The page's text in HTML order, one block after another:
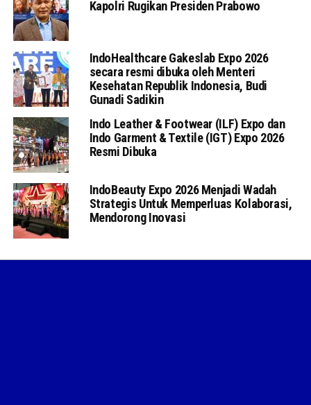
Kapolri Rugikan Presiden Prabowo
IndoHealthcare Gakeslab Expo 2026
secara resmi dibuka oleh Menteri
Kesehatan Republik Indonesia, Budi
Gunadi Sadikin
Indo Leather & Footwear (ILF) Expo dan
Indo Garment & Textile (IGT) Expo 2026
Resmi Dibuka
IndoBeauty Expo 2026 Menjadi Wadah
Strategis Untuk Memperluas Kolaborasi,
Mendorong Inovasi